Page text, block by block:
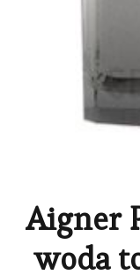
Aigner
woda